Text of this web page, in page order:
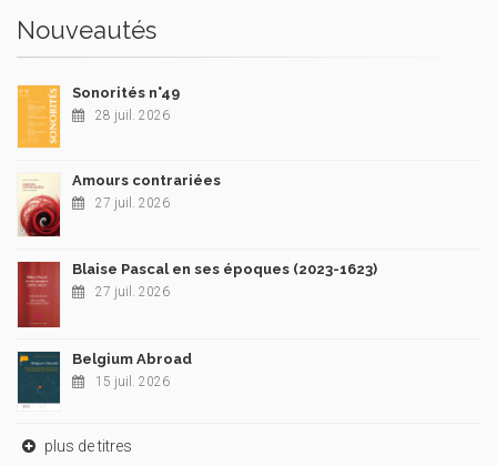
Nouveautés
Sonorités n°49
28 juil. 2026
Amours contrariées
27 juil. 2026
Blaise Pascal en ses époques (2023-1623)
27 juil. 2026
Belgium Abroad
15 juil. 2026
plus de titres